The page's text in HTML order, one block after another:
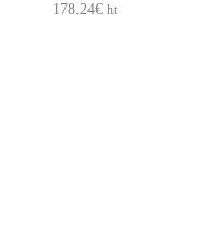
178.24€ ht